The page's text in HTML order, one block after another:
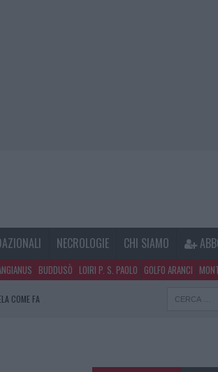
NECROLOGIE CHI SIAMO
BUDDUSÒ LOIRI P. S. PAOLO GOLFO ARANCI
COME FA